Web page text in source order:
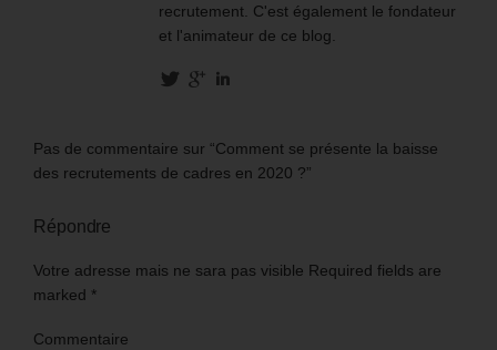
recrutement. C'est également le fondateur
et l'animateur de ce blog.
Pas de commentaire sur “Comment se présente la baisse
des recrutements de cadres en 2020 ?”
Répondre
Votre adresse mais ne sara pas visible Required fields are
marked *
Commentaire